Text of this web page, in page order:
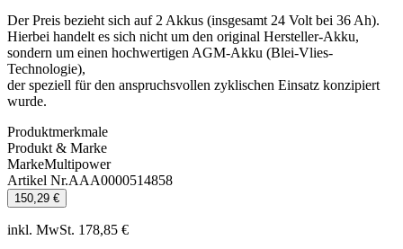
Der Preis bezieht sich auf 2 Akkus (insgesamt 24 Volt bei 36 Ah).
Hierbei handelt es sich nicht um den original Hersteller-Akku,
sondern um einen hochwertigen AGM-Akku (Blei-Vlies-
Technologie),
der speziell für den anspruchsvollen zyklischen Einsatz konzipiert
wurde.
Produktmerkmale
Produkt & Marke
MarkeMultipower
Artikel Nr.AAA0000514858
150,29 €
inkl. MwSt. 178,85 €